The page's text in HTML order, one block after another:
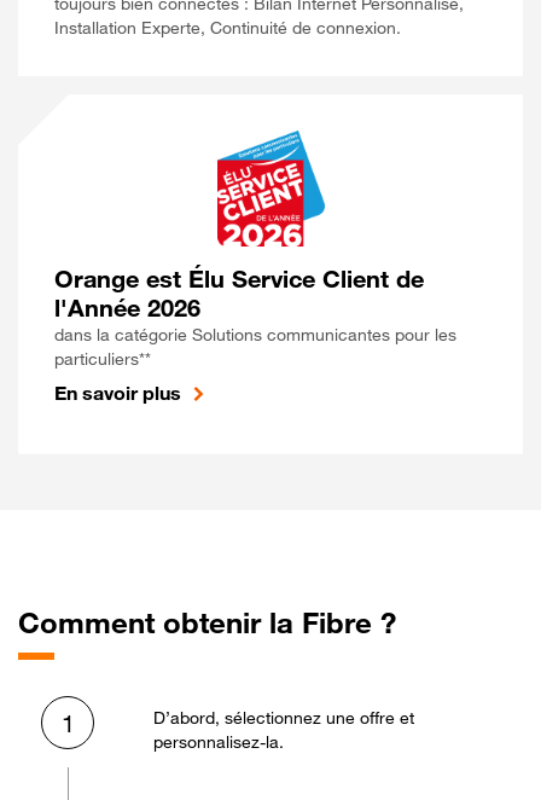
Installation Experte, Continuité de connexion.
Orange est Élu Service Client de
l'Année 2026
dans la catégorie Solutions communicantes pour les
particuliers**
En savoir plus
Comment obtenir la Fibre ?
1
D’abord, sélectionnez une offre et
personnalisez-la.